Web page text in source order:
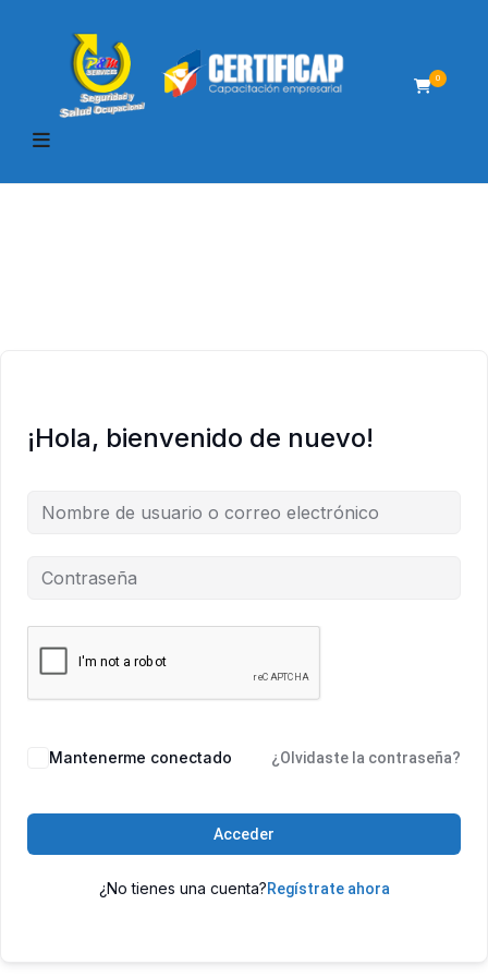
0
¡Hola, bienvenido de nuevo!
Mantenerme conectado ¿Olvidaste la contraseña?
Acceder
¿No tienes una cuenta?Regístrate ahora